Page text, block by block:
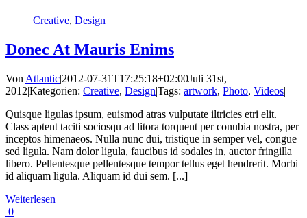
Creative, Design
Donec At Mauris Enims
Von Atlantic|2012-07-31T17:25:18+02:00Juli 31st,
2012|Kategorien: Creative, Design|Tags: artwork, Photo, Videos|
Quisque ligulas ipsum, euismod atras vulputate iltricies etri elit.
Class aptent taciti sociosqu ad litora torquent per conubia nostra, per
inceptos himenaeos. Nulla nunc dui, tristique in semper vel, congue
sed ligula. Nam dolor ligula, faucibus id sodales in, auctor fringilla
libero. Pellentesque pellentesque tempor tellus eget hendrerit. Morbi
id aliquam ligula. Aliquam id dui sem. [...]
Weiterlesen
0